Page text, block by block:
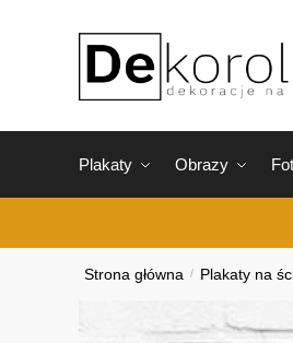
Plakaty Obrazy
Strona główna / Plakaty na